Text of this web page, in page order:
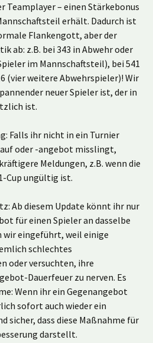
Teamplayer – einen Stärkebonus
erhält. Dadurch ist
Flankengott, aber der
ab: z.B. bei 343 in Abwehr oder
im Mannschaftsteil), bei 541
(vier weitere Abwehrspieler)! Wir
neuer Spieler ist, der in
ist.
Falls ihr nicht in ein Turnier
oder -angebot misslingt,
Meldungen, z.B. wenn die
Cup ungültig ist.
Ab diesem Update könnt ihr nur
für einen Spieler an dasselbe
wir eingeführt, weil einige
schlechtes
oder versuchten, ihre
Dauerfeuer zu nerven. Es
Wenn ihr ein Gegenangebot
sofort auch wieder ein
sicher, dass diese Maßnahme für
darstellt.